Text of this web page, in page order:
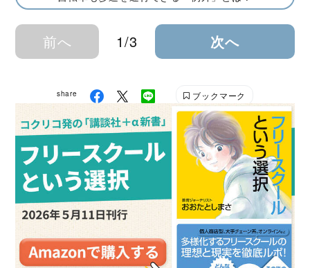
前へ 1/3 次へ
share ブックマーク